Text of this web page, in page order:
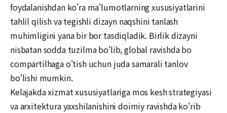
foydalanishdan ko'ra ma'lumotlarning xususiyatlarini
tahlil qilish va tegishli dizayn naqshini tanlash
muhimligini yana bir bor tasdiqladik. Birlik dizayni
nisbatan sodda tuzilma bo'lib, global ravishda bo
compartilhaga o'tish uchun juda samarali tanlov
bo'lishi mumkin.
Kelajakda xizmat xususiyatlariga mos kesh strategiyasi
va arxitektura yaxshilanishini doimiy ravishda ko'rib